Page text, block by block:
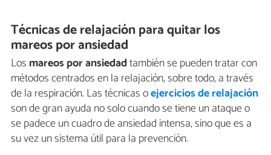
Técnicas de relajación para quitar los
mareos por ansiedad
Los mareos por ansiedadtambién se pueden tratar con
métodos centrados en la relajación, sobre todo, a través
de la respiración. Las técnicas oejercicios de relajación
son de gran ayuda no solo cuando se tiene un ataque o
se padece un cuadro de ansiedad intensa, sino que es a
su vez un sistema útil para la prevención.